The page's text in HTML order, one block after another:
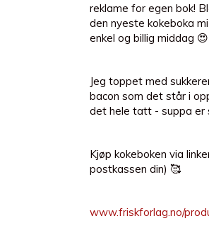
reklame for egen bok!
den nyeste kokeboka
enkel og billig middag 😍
Jeg toppet med
bacon som det står i
det hele tatt - suppa er
Kjøp kokeboken via
postkassen din) 🥰
www.friskforlag.no/